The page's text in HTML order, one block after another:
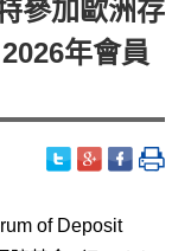
參加歐洲存
年會員
of Deposit